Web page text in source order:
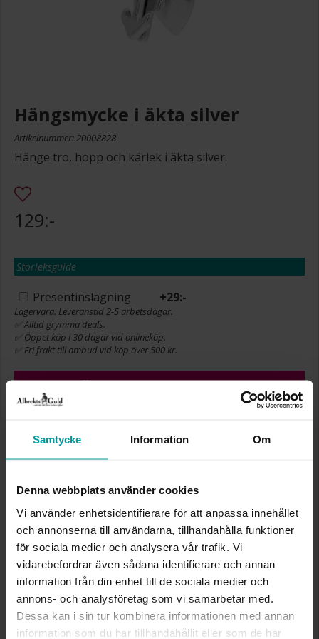
Samtycke Information Om
Denna webbplats använder cookies
Vi använder enhetsidentifierare för att anpassa innehållet
och annonserna till användarna, tillhandahålla funktioner
för sociala medier och analysera vår trafik. Vi
vidarebefordrar även sådana identifierare och annan
information från din enhet till de sociala medier och
annons- och analysföretag som vi samarbetar med.
Dessa kan i sin tur kombinera informationen med annan
information som du har tillhandahållit eller som de har
Hängsmycke i äkta silver
Artikelnummer: 20008828
Hänge tro, hopp och kärlek i äkta silver.
129:-
Storleksguide
Presentinslagning +29:-
Lagervara. Leveranstid 2-5 arbetsdagar.
✅ Alltid grymma deals.
✅ Öppet köp i 30 dagar vid onlineköp.
✅ Fri frakt till ombud vid köp över 500 kr.
LÄGG I VARUKORGEN
INFO
BREDD CA (MM)
HÖJD CA (MM)
VARUMÄRKE
Albrekts Guld
MATERIAL
Silver
Liknande produkter